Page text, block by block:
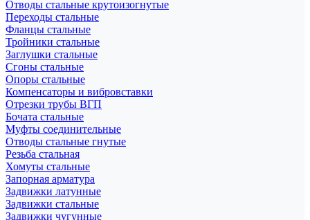
Отводы стальные крутоизогнутые
Переходы стальные
Фланцы стальные
Тройники стальные
Заглушки стальные
Сгоны стальные
Опоры стальные
Компенсаторы и вибровставки
Отрезки трубы ВГП
Бочата стальные
Муфты соединительные
Отводы стальные гнутые
Резьба стальная
Хомуты стальные
Запорная арматура
Задвижки латунные
Задвижки стальные
Задвижки чугунные